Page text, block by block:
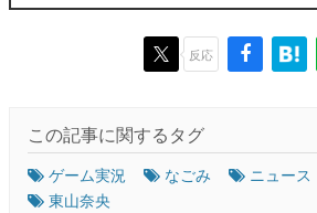
反応
この記事に関するタグ
ゲーム実況 なごみ ニュース
東山奈央